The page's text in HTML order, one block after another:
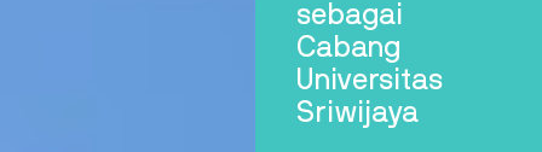
sebagai
Cabang
Universitas
Sriwijaya